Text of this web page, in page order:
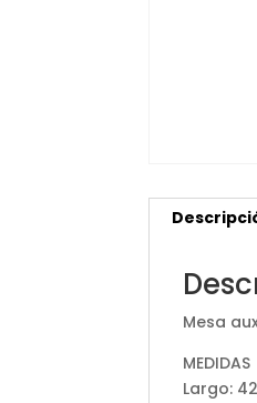
Mesa
MEDIDAS
Largo: 42